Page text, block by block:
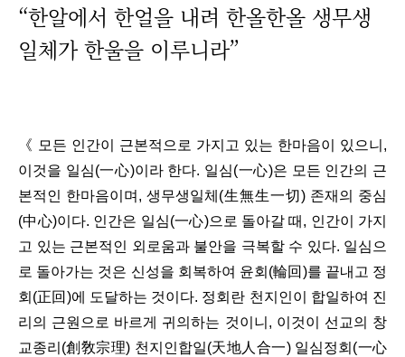
“한알에서 한얼을 내려 한올한올 생무생
일체가 한울을 이루니라”
《 모든 인간이 근본적으로 가지고 있는 한마음이 있으니,
이것을 일심(一心)이라 한다. 일심(一心)은 모든 인간의 근
본적인 한마음이며, 생무생일체(生無生一切) 존재의 중심
(中心)이다. 인간은 일심(一心)으로 돌아갈 때, 인간이 가지
고 있는 근본적인 외로움과 불안을 극복할 수 있다. 일심으
로 돌아가는 것은 신성을 회복하여 윤회(輪回)를 끝내고 정
회(正回)에 도달하는 것이다. 정회란 천지인이 합일하여 진
리의 근원으로 바르게 귀의하는 것이니, 이것이 선교의 창
교종리(創敎宗理) 천지인합일(天地人合一) 일심정회(一心